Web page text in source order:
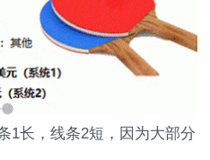
1长，线条2短，因为大部分